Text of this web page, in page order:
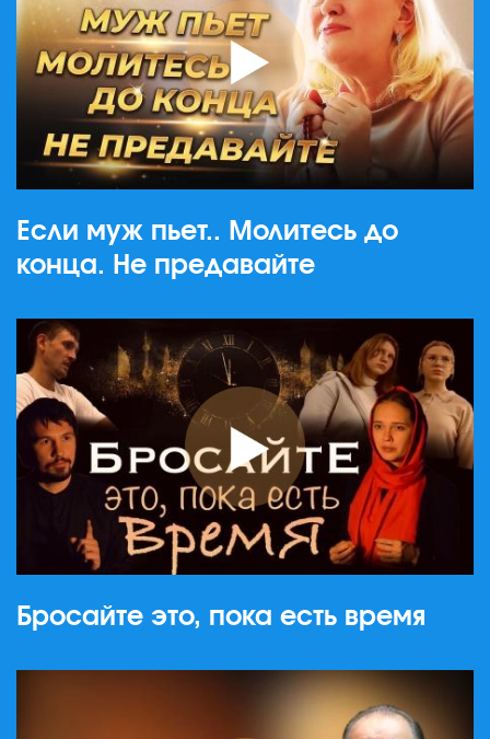
Если муж пьет.. Молитесь до
конца. Не предавайте
Бросайте это, пока есть время